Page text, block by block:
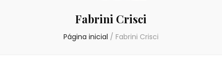
Fabrini Crisci
Página inicial / Fabrini Crisci